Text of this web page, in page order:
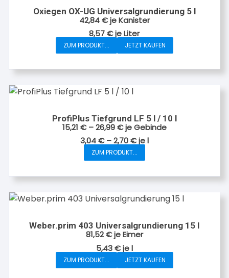
Oxiegen OX-UG Universalgrundierung 5 l
42,84€je Kanister
8,57€jeLiter
ZUM PRODUKT... JETZT KAUFEN
ProfiPlus Tiefgrund LF 5 l / 10 l
15,21 €–26,99€je Gebinde
3,04€–2,70€jel
ZUM PRODUKT...
Dieses
weist
mehrere
Varianten
Die
Optionen
können
auf
Weber.prim 403 Universalgrundierung 15 l
81,52€je Eimer
5,43€jel
ZUM PRODUKT... JETZT KAUFEN